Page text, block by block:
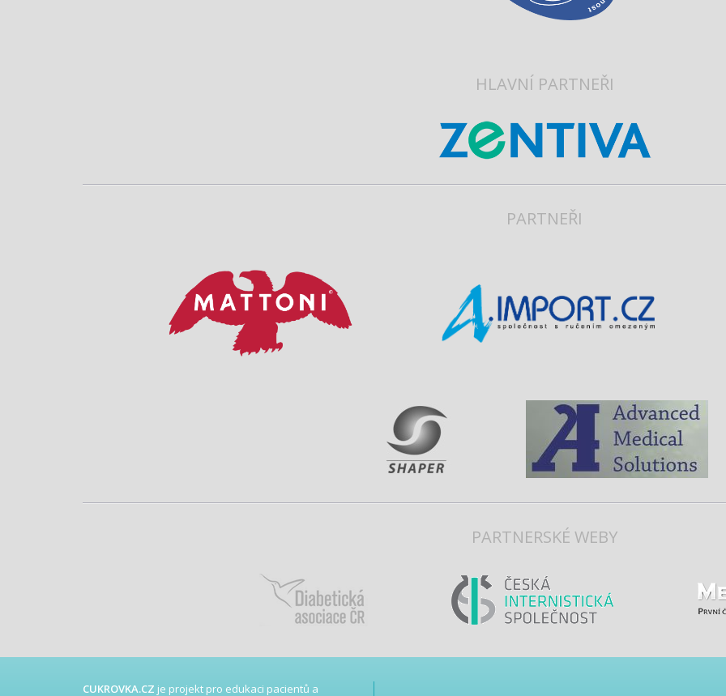
HLAVNÍ PARTNEŘI
PARTNEŘI
PARTNERSKÉ WEBY
CUKROVKA.CZ je projekt pro edukaci pacientů a